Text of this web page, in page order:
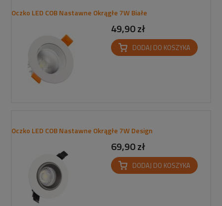
Oczko LED COB Nastawne Okrągłe 7W Białe
49,90 zł
DODAJ DO KOSZYKA
Oczko LED COB Nastawne Okrągłe 7W Design
69,90 zł
DODAJ DO KOSZYKA